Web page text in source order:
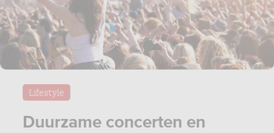
Duurzame concerten en
Lifestyle